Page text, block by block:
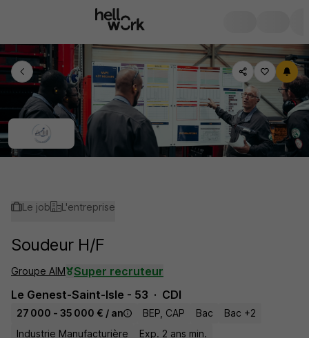
Le job L'entreprise
Soudeur H/F
Groupe AIM
Super recruteur
Le Genest-Saint-Isle - 53
CDI
27 000 - 35 000 € / an BEP, CAP Bac
Bac +2
Industrie Manufacturière
Exp. 2 ans min.